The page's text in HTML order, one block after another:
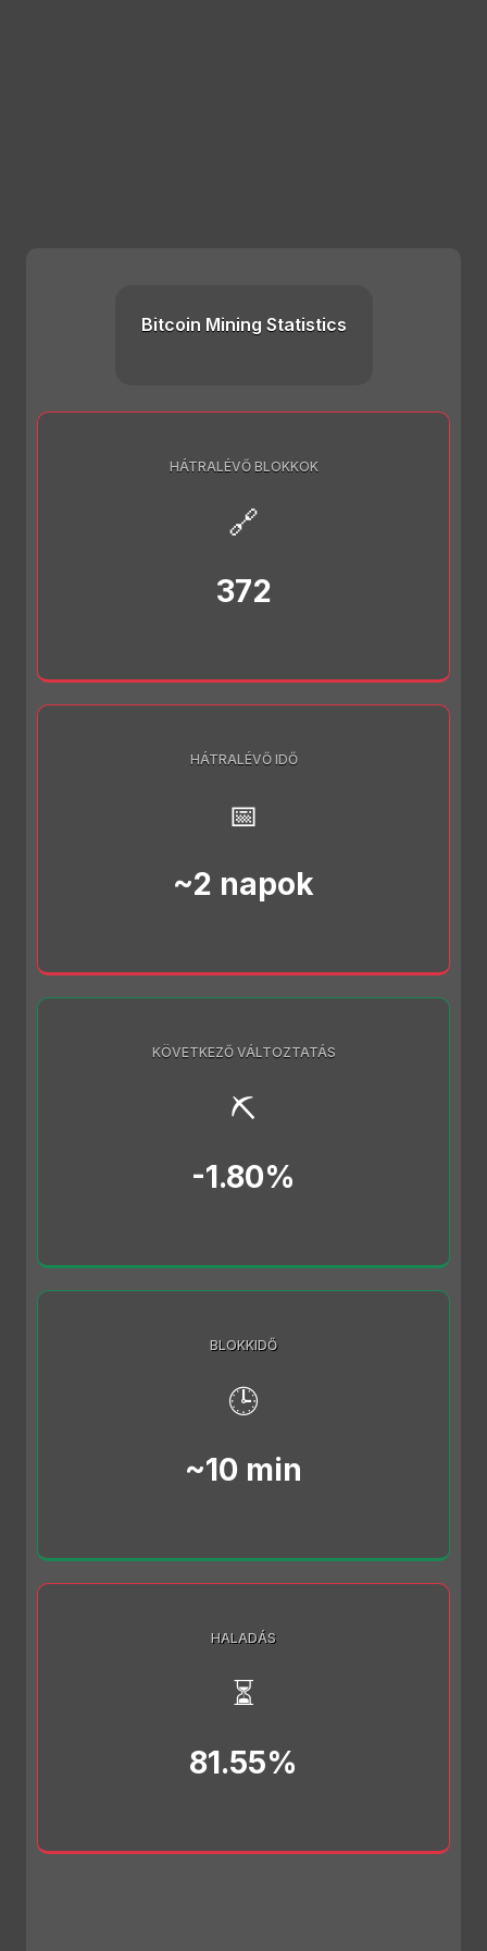
Bitcoin Mining Statistics
HÁTRALÉVŐ BLOKKOK
🔗
372
HÁTRALÉVŐ IDŐ
📅
~2 napok
KÖVETKEZŐ VÁLTOZTATÁS
⛏️
-1.80%
BLOKKIDŐ
🕒
~10 min
HALADÁS
⏳
81.55%